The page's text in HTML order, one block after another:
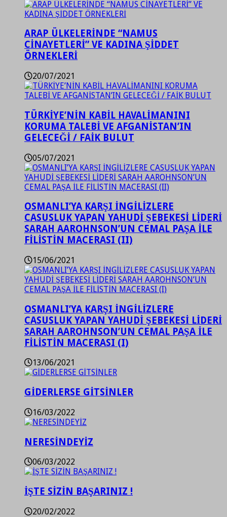
ARAP ÜLKELERİNDE “NAMUS
CİNAYETLERİ” VE KADINA ŞİDDET
ÖRNEKLERİ
20/07/2021
TÜRKİYE’NİN KABİL HAVALİMANINI
KORUMA TALEBİ VE AFGANİSTAN’IN
GELECEĞİ / FAİK BULUT
05/07/2021
OSMANLI’YA KARŞI İNGİLİZLERE
CASUSLUK YAPAN YAHUDİ ŞEBEKESİ LİDERİ
SARAH AAROHNSON’UN CEMAL PAŞA İLE
FİLİSTİN MACERASI (II)
15/06/2021
OSMANLI’YA KARŞI İNGİLİZLERE
CASUSLUK YAPAN YAHUDİ ŞEBEKESİ LİDERİ
SARAH AAROHNSON’UN CEMAL PAŞA İLE
FİLİSTİN MACERASI (I)
13/06/2021
GİDERLERSE GİTSİNLER
16/03/2022
NERESİNDEYİZ
06/03/2022
İŞTE SİZİN BAŞARINIZ !
20/02/2022